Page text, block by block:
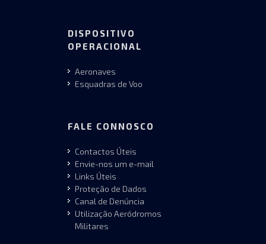
DISPOSITIVO
OPERACIONAL
Aeronaves
Esquadras de Voo
FALE CONNOSCO
Contactos Úteis
Envie-nos um e-mail
Links Úteis
Proteção de Dados
Canal de Denúncia
Utilização Aeródromos
Militares